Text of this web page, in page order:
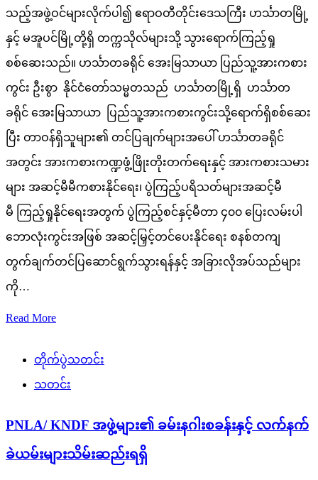
သည့်အဖွဲ့ဝင်များလိုက်ပါ၍ ဧရာဝတီတိုင်းဒေသကြီး ဟင်္သာတမြို့
နှင့် မအူပင်မြို့တို့ရှိ တက္ကသိုလ်များသို့ သွားရောက်ကြည့်ရှု
စစ်ဆေးသည်။ ဟင်္သာတခရိုင် အေးမြသာယာ ပြည်သူ့အားကစား
ကွင်း ဦးစွာ နိုင်ငံတော်သမ္မတသည် ဟင်္သာတမြို့ရှိ ဟင်္သာတ
ခရိုင် အေးမြသာယာ ပြည်သူ့အားကစားကွင်းသို့ရောက်ရှိစစ်ဆေး
ပြီး တာဝန်ရှိသူများ၏ တင်ပြချက်များအပေါ် ဟင်္သာတခရိုင်
အတွင်း အားကစားကဏ္ဍဖွံ့ဖြိုးတိုးတက်ရေးနှင့် အားကစားသမား
များ အဆင့်မီမီကစားနိုင်ရေး၊ ပွဲကြည့်ပရိသတ်များအဆင့်မီ
မီ ကြည့်ရှုနိုင်ရေးအတွက် ပွဲကြည့်စင်နှင့်မီတာ ၄၀၀ ပြေးလမ်းပါ
ဘောလုံးကွင်းအဖြစ် အဆင့်မြှင့်တင်ပေးနိုင်ရေး စနစ်တကျ
တွက်ချက်တင်ပြဆောင်ရွက်သွားရန်နှင့် အခြားလိုအပ်သည်များ
ကို…
Read More
တိုက်ပွဲသတင်း
သတင်း
PNLA/ KNDF အဖွဲ့များ၏ ခမ်းနဂါးစခန်းနှင့် လက်နက်
ခဲယမ်းများသိမ်းဆည်းရရှိ